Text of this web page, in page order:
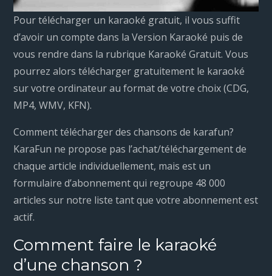
Pour télécharger un karaoké gratuit, il vous suffit
d’avoir un compte dans la Version Karaoké puis de
vous rendre dans la rubrique Karaoké Gratuit. Vous
pourrez alors télécharger gratuitement le karaoké
sur votre ordinateur au format de votre choix (CDG,
MP4, WMV, KFN).
Comment télécharger des chansons de karafun?
KaraFun ne propose pas l’achat/téléchargement de
chaque article individuellement, mais est un
formulaire d’abonnement qui regroupe 48 000
articles sur notre liste tant que votre abonnement est
actif.
Comment faire le karaoké
d’une chanson ?